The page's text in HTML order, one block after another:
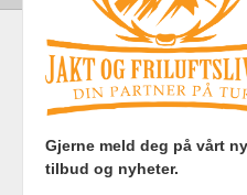
Frakt Kjøpsbetingelser
Gjerne meld deg på vårt
tilbud og nyheter.